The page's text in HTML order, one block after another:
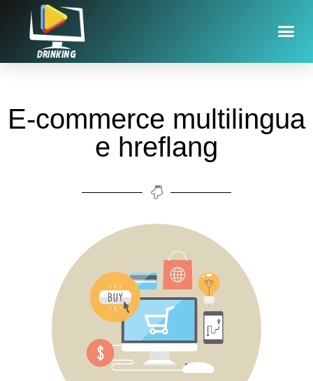
E-commerce multilingua
e hreflang